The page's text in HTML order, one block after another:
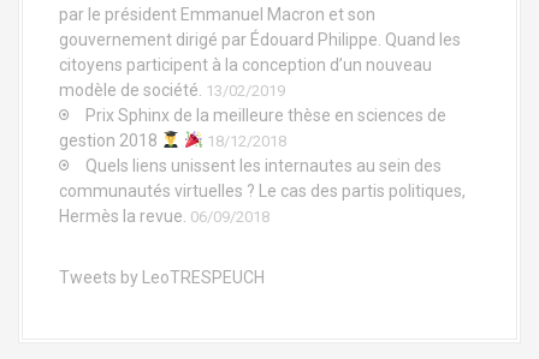
par le président Emmanuel Macron et son
gouvernement dirigé par Édouard Philippe. Quand les
citoyens participent à la conception d’un nouveau
modèle de société. 13/02/2019
Prix Sphinx de la meilleure thèse en sciences de
gestion 2018
18/12/2018
Quels liens unissent les internautes au sein des
communautés virtuelles ? Le cas des partis politiques,
Hermès la revue. 06/09/2018
Tweets by LeoTRESPEUCH